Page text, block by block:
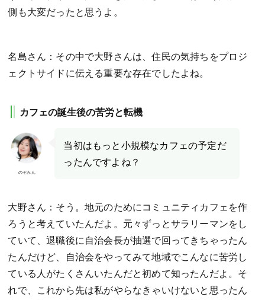
側も大変だったと思うよ。
名島さん：その中で大野さんは、住民の気持ちをプロジ
ェクトサイドに伝える重要な存在でしたよね。
カフェの誕生後の苦労と転機
のぞみん
当初はもっと小規模なカフェの予定だ
ったんですよね？
大野さん：そう。地元のためにコミュニティカフェを作
ろうと考えていたんだよ。 元々ずっとサラリーマンをし
ていて、退職後に自治会長が抽選で回ってきちゃったん
たんだけど、自治会をやってみて地域でこんなに苦労し
ている人がたくさんいたんだと初めて知ったんだよ。そ
れで、これから先は私がやらなきゃいけないと思ったん